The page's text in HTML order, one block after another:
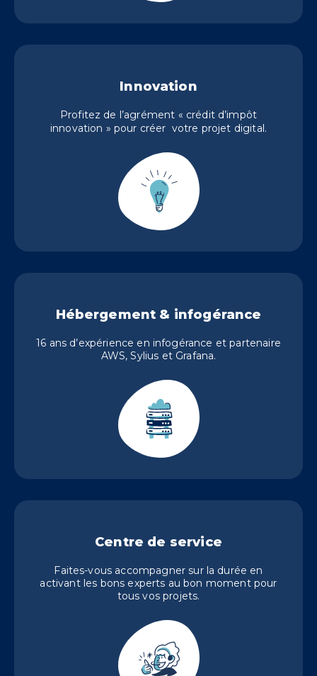
Centre de service
Faites-vous accompagner sur la durée en
activant les bons experts au bon moment pour
tous vos projets.
Innovation
Profitez de l’agrément « crédit d’impôt
innovation » pour créer votre projet digital.
Hébergement & infogérance
16 ans d’expérience en infogérance et partenaire
AWS, Sylius et Grafana.